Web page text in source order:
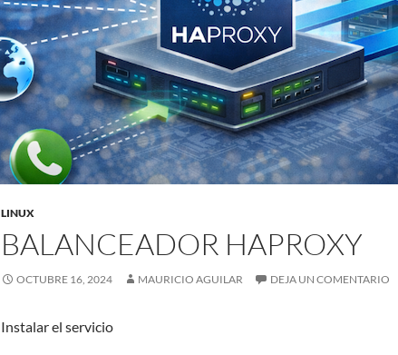
LINUX
BALANCEADOR HAPROXY
OCTUBRE 16, 2024 MAURICIO AGUILAR DEJA UN COMENTARIO
Instalar el servicio